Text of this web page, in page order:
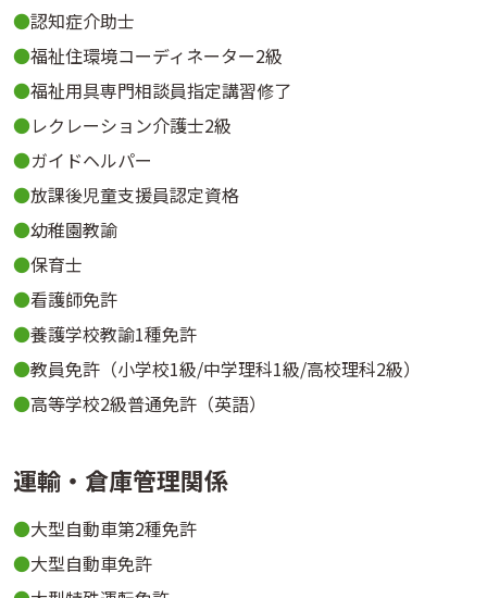
認知症介助士
福祉住環境コーディネーター2級
福祉用具専門相談員指定講習修了
レクレーション介護士2級
ガイドヘルパー
放課後児童支援員認定資格
幼稚園教諭
保育士
看護師免許
養護学校教諭1種免許
教員免許（小学校1級/中学理科1級/高校理科2級）
高等学校2級普通免許（英語）
運輸・倉庫管理関係
大型自動車第2種免許
大型自動車免許